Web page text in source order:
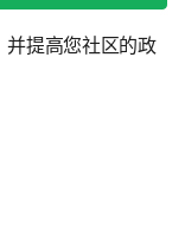
提高您社区的政